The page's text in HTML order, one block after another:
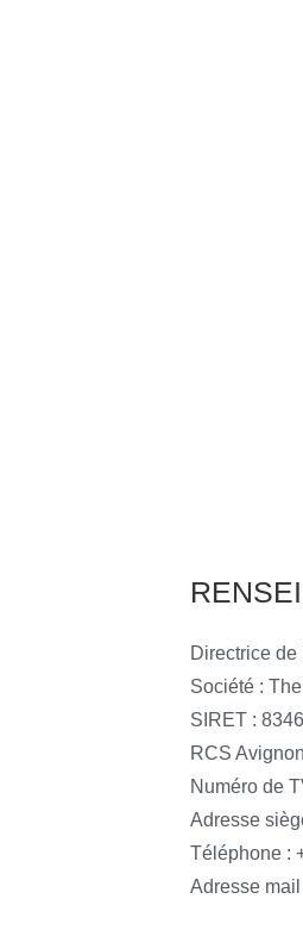
Directrice
Société :
SIRET :
RCS
Numéro de
Adresse
Téléphone :
Adresse